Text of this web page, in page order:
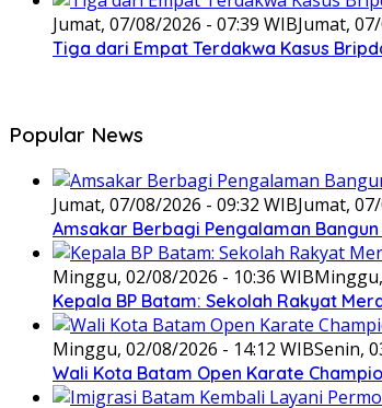
Jumat, 07/08/2026 - 07:39 WIBJumat,
Tiga dari Empat Terdakwa Kasus
Popular News
Jumat, 07/08/2026 - 09:32 WIBJumat,
Amsakar Berbagi Pengalaman
Minggu, 02/08/2026 - 10:36 WIB
Kepala BP Batam: Sekolah Rakyat
Minggu, 02/08/2026 - 14:12 WIBSenin,
Wali Kota Batam Open Karate